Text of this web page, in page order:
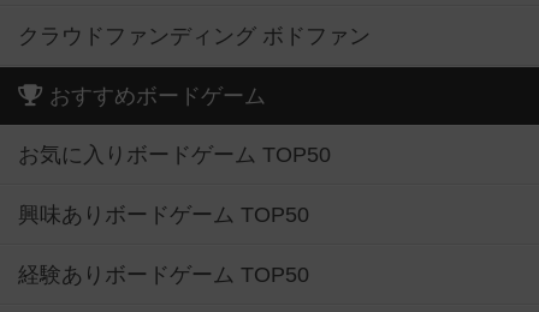
クラウドファンディング ボドファン
おすすめボードゲーム
お気に入りボードゲーム TOP50
興味ありボードゲーム TOP50
経験ありボードゲーム TOP50